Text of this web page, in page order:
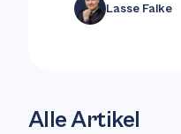
Lasse Falke
Alle Artikel